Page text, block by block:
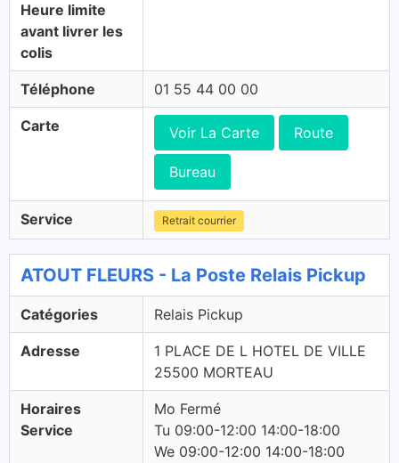
Heure limite
avant livrer les
colis
Téléphone 01 55 44 00 00
Carte Voir La Carte Route
Bureau
Service Retrait courrier
ATOUT FLEURS - La Poste Relais Pickup
Catégories Relais Pickup
Adresse
1 PLACE DE L HOTEL DE VILLE
25500 MORTEAU
Horaires
Service
Mo Fermé
Tu 09:00-12:00 14:00-18:00
We 09:00-12:00 14:00-18:00